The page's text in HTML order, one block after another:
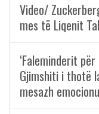
Video/
mes të Liqenit
‘Faleminderit
Gjimshiti i thotë
mesazh